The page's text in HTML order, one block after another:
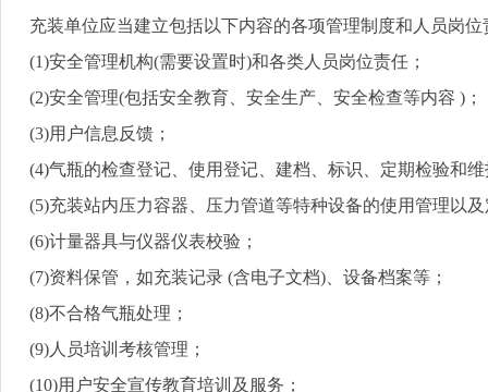
充装单位应当建立包括以下内容的各项管理制度和人员岗
(1)安全管理机构(需要设置时)和各类人员岗位责任；
(2)安全管理(包括安全教育、安全生产、安全检查等内容 ) ；
(3)用户信息反馈；
(4)气瓶的检查登记、使用登记、建档、标识、定期检验和
(5)充装站内压力容器、压力管道等特种设备的使用管理以
(6)计量器具与仪器仪表校验；
(7)资料保管，如充装记录 (含电子文档) 、设备档案等；
(8)不合格气瓶处理；
(9) 人员培训考核管理；
(10)用户安全宣传教育培训及服务；